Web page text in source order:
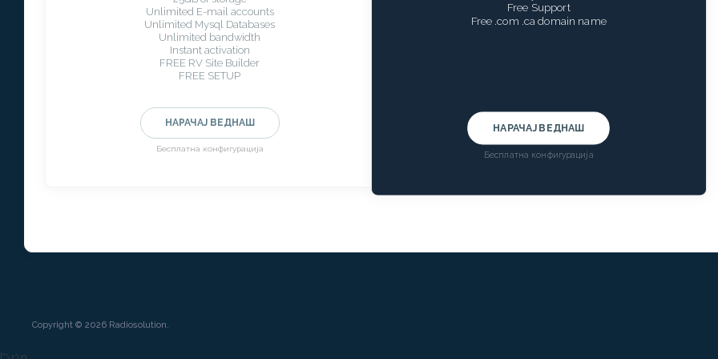
Unlimited E-mail accounts
Unlimited Mysql Databases
Unlimited bandwidth
Instant activation
FREE RV Site Builder
FREE SETUP
НАРАЧАЈ ВЕДНАШ
Бесплатна конфигурација
Free Support
Free .com .ca domain name
НАРАЧАЈ ВЕДНАШ
Бесплатна конфигурација
Copyright © 2026 Radiosolution.